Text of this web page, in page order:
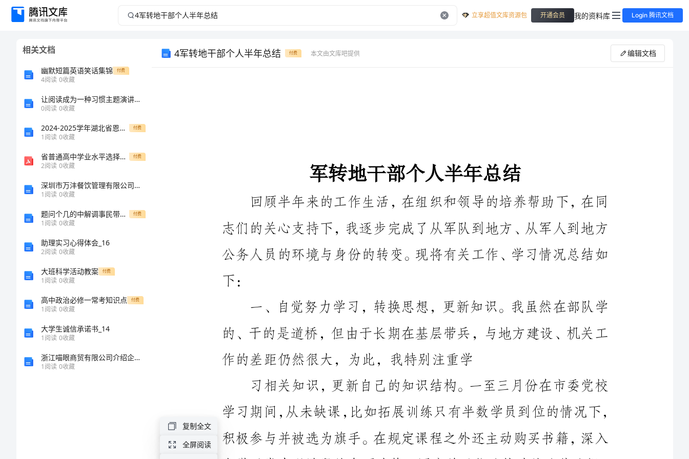
立享超值文库资源包 开通会员 我的资料库 Login 腾讯文档
相关文档
幽默短篇英语笑话集锦 付费
4阅读 0收藏
让阅读成为一种习惯主题演讲稿_1
0阅读 0收藏
2024-2025学年湖北省恩施州利川市长坪民族初级中学八年级物理第一学期期中监测模拟试题（含答案） 付费
1阅读 0收藏
省普通高中学业水平选择性考试模拟演练地理试题(详解版) 付费
2阅读 0收藏
深圳市万沣餐饮管理有限公司介绍企业发展分析报告
1阅读 0收藏
题问个几的中解调事民带附事刑 付费
1阅读 0收藏
助理实习心得体会_16
2阅读 0收藏
大班科学活动教案 付费
1阅读 0收藏
高中政治必修一常考知识点 付费
1阅读 0收藏
大学生诚信承诺书_14
1阅读 0收藏
浙江喵眼商贸有限公司介绍企业发展分析报告
1阅读 0收藏
4军转地干部个人半年总结 付费 本文由文库吧提供 编辑文档
我始终注意配合领导安排，坚决完成各项工作任务。抽调到局创
志们的关心支持下，我逐步完成了从军队到地方、从军人到地方
公务人员的环境与身份的转变。现将有关工作、学习情况总结如
的、干的是道桥，但由于长期在基层带兵，与地方建设、机关工
习相关知识，更新自己的知识结构。一至三月份在市委党校
积极参与并被选为旗手。在规定课程之外还主动购买书籍，深入
自学了党在现阶段的各项政策，国家关于依法执政的法律法规，
党政机关公文写作及处理，现代办公等知识。
二、坚决完成领导交予的各项工作任务。部队有句话叫“革
复制全文
全屏阅读